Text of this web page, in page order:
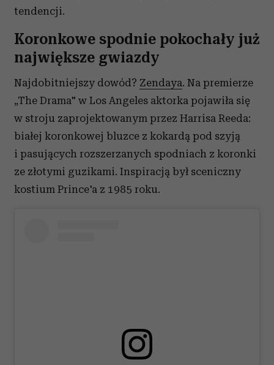
tendencji.
Koronkowe spodnie pokochały już
największe gwiazdy
Najdobitniejszy dowód? Zendaya. Na premierze
„The Drama" w Los Angeles aktorka pojawiła się
w stroju zaprojektowanym przez Harrisa Reeda:
białej koronkowej bluzce z kokardą pod szyją
i pasujących rozszerzanych spodniach z koronki
ze złotymi guzikami. Inspiracją był sceniczny
kostium Prince'a z 1985 roku.